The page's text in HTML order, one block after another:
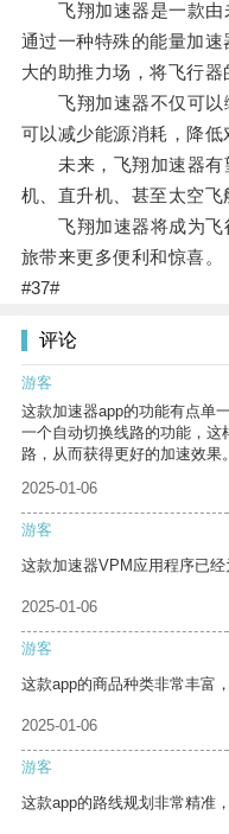
飞翔加速器是一款由
通过一种特殊的能量加
大的助推力场，将飞行器
飞翔加速器不仅可以
可以减少能源消耗，降低
未来，飞翔加速器有
机、直升机、甚至太空飞
飞翔加速器将成为飞
旅带来更多便利和惊喜。
#37#
评论
游客
这款加速器app的功能有点单
一个自动切换线路的功能，
路，从而获得更好的加速效果。
2025-01-06
游客
这款加速器VPM应用程序已经
2025-01-06
游客
这款app的商品种类非常丰富
2025-01-06
游客
这款app的路线规划非常精准